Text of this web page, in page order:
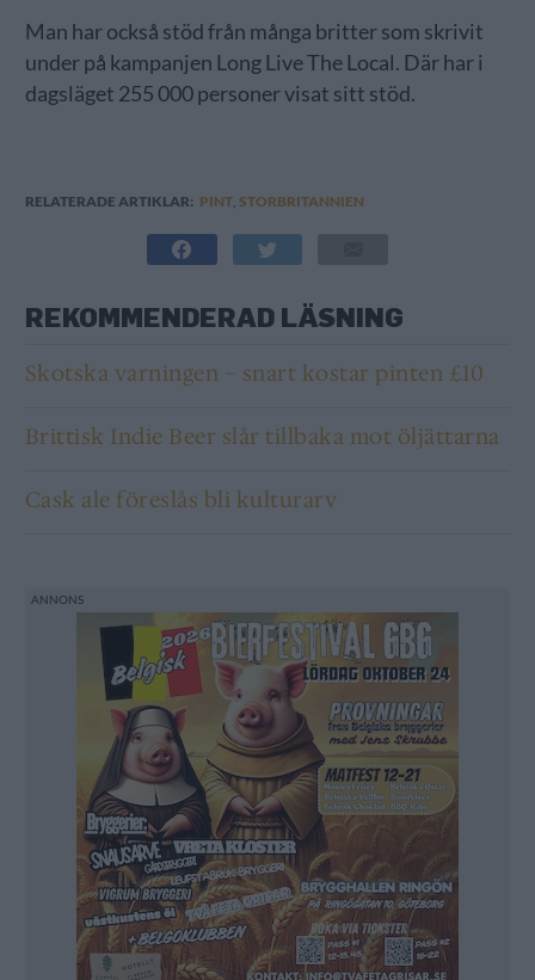
Man har också stöd från många britter som skrivit
under på kampanjen Long Live The Local. Där har i
dagsläget 255 000 personer visat sitt stöd.
RELATERADE ARTIKLAR: PINT, STORBRITANNIEN
REKOMMENDERAD LÄSNING
Skotska varningen – snart kostar pinten £10
Brittisk Indie Beer slår tillbaka mot öljättarna
Cask ale föreslås bli kulturarv